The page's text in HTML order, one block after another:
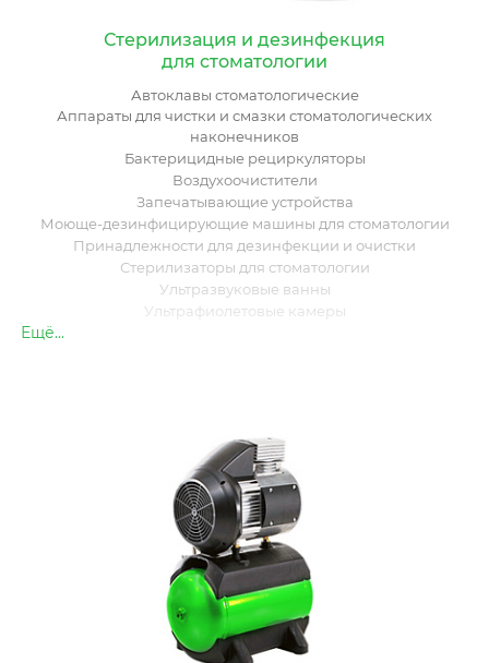
Стерилизация и дезинфекция
для стоматологии
Автоклавы стоматологические
Аппараты для чистки и смазки стоматологических
наконечников
Бактерицидные рециркуляторы
Воздухоочистители
Запечатывающие устройства
Моюще-дезинфицирующие машины для стоматологии
Принадлежности для дезинфекции и очистки
Стерилизаторы для стоматологии
Ультразвуковые ванны
Ультрафиолетовые камеры
Ещё...